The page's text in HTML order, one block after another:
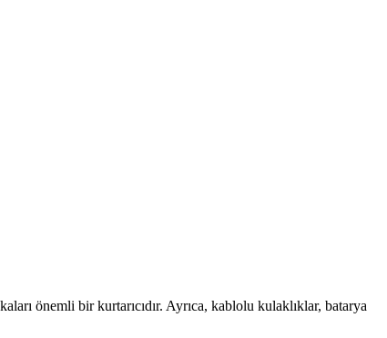
önemli bir kurtarıcıdır. Ayrıca, kablolu kulaklıklar, batarya